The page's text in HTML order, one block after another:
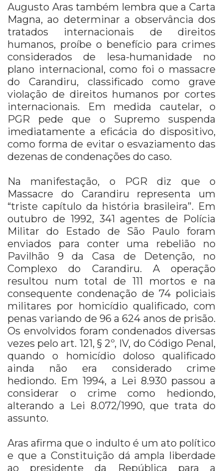
Augusto Aras também lembra que a Carta
Magna, ao determinar a observância dos
tratados internacionais de direitos
humanos, proíbe o benefício para crimes
considerados de lesa-humanidade no
plano internacional, como foi o massacre
do Carandiru, classificado como grave
violação de direitos humanos por cortes
internacionais. Em medida cautelar, o
PGR pede que o Supremo suspenda
imediatamente a eficácia do dispositivo,
como forma de evitar o esvaziamento das
dezenas de condenações do caso.
Na manifestação, o PGR diz que o
Massacre do Carandiru representa um
“triste capítulo da história brasileira”. Em
outubro de 1992, 341 agentes de Polícia
Militar do Estado de São Paulo foram
enviados para conter uma rebelião no
Pavilhão 9 da Casa de Detenção, no
Complexo do Carandiru. A operação
resultou num total de 111 mortos e na
consequente condenação de 74 policiais
militares por homicídio qualificado, com
penas variando de 96 a 624 anos de prisão.
Os envolvidos foram condenados diversas
vezes pelo art. 121, § 2º, IV, do Código Penal,
quando o homicídio doloso qualificado
ainda não era considerado crime
hediondo. Em 1994, a Lei 8.930 passou a
considerar o crime como hediondo,
alterando a Lei 8.072/1990, que trata do
assunto.
Aras afirma que o indulto é um ato político
e que a Constituição dá ampla liberdade
ao presidente da República para a